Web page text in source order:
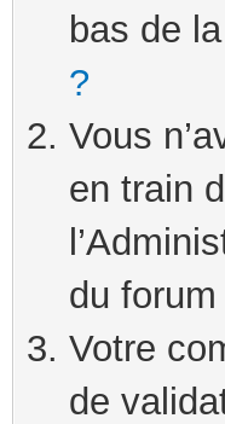
bas de
?
Vous
en train
du
Votre
de